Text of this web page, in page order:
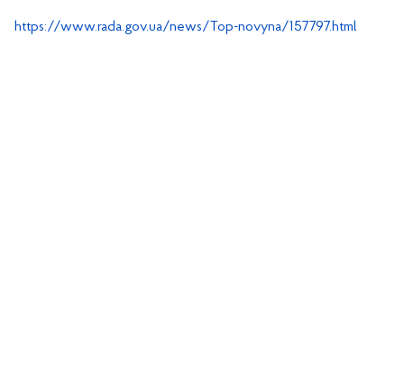
https://www.rada.gov.ua/news/Top-novyna/157797.html